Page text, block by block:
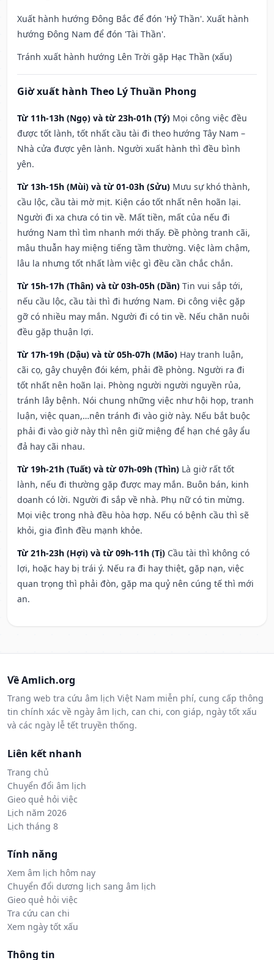
Xuất hành hướng Đông Bắc để đón 'Hỷ Thần'. Xuất hành
hướng Đông Nam để đón 'Tài Thần'.
Tránh xuất hành hướng Lên Trời gặp Hạc Thần (xấu)
Giờ xuất hành Theo Lý Thuần Phong
Từ 11h-13h (Ngọ) và từ 23h-01h (Tý) Mọi công việc đều
được tốt lành, tốt nhất cầu tài đi theo hướng Tây Nam –
Nhà cửa được yên lành. Người xuất hành thì đều bình
yên.
Từ 13h-15h (Mùi) và từ 01-03h (Sửu) Mưu sự khó thành,
cầu lộc, cầu tài mờ mịt. Kiện cáo tốt nhất nên hoãn lại.
Người đi xa chưa có tin về. Mất tiền, mất của nếu đi
hướng Nam thì tìm nhanh mới thấy. Đề phòng tranh cãi,
mâu thuẫn hay miệng tiếng tầm thường. Việc làm chậm,
lâu la nhưng tốt nhất làm việc gì đều cần chắc chắn.
Từ 15h-17h (Thân) và từ 03h-05h (Dần) Tin vui sắp tới,
nếu cầu lộc, cầu tài thì đi hướng Nam. Đi công việc gặp
gỡ có nhiều may mắn. Người đi có tin về. Nếu chăn nuôi
đều gặp thuận lợi.
Từ 17h-19h (Dậu) và từ 05h-07h (Mão) Hay tranh luận,
cãi cọ, gây chuyện đói kém, phải đề phòng. Người ra đi
tốt nhất nên hoãn lại. Phòng người người nguyền rủa,
tránh lây bệnh. Nói chung những việc như hội họp, tranh
luận, việc quan,…nên tránh đi vào giờ này. Nếu bắt buộc
phải đi vào giờ này thì nên giữ miệng để hạn ché gây ẩu
đả hay cãi nhau.
Từ 19h-21h (Tuất) và từ 07h-09h (Thìn) Là giờ rất tốt
lành, nếu đi thường gặp được may mắn. Buôn bán, kinh
doanh có lời. Người đi sắp về nhà. Phụ nữ có tin mừng.
Mọi việc trong nhà đều hòa hợp. Nếu có bệnh cầu thì sẽ
khỏi, gia đình đều mạnh khỏe.
Từ 21h-23h (Hợi) và từ 09h-11h (Tị) Cầu tài thì không có
lợi, hoặc hay bị trái ý. Nếu ra đi hay thiệt, gặp nạn, việc
quan trọng thì phải đòn, gặp ma quỷ nên cúng tế thì mới
an.
Về Amlich.org
Trang web tra cứu âm lịch Việt Nam miễn phí, cung cấp thông
tin chính xác về ngày âm lịch, can chi, con giáp, ngày tốt xấu
và các ngày lễ tết truyền thống.
Liên kết nhanh
Trang chủ
Chuyển đổi âm lịch
Gieo quẻ hỏi việc
Lịch năm 2026
Lịch tháng 8
Tính năng
Xem âm lịch hôm nay
Chuyển đổi dương lịch sang âm lịch
Gieo quẻ hỏi việc
Tra cứu can chi
Xem ngày tốt xấu
Thông tin